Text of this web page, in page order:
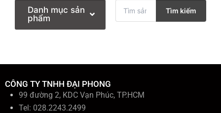
m
m
Tìm kiếm
Danh mục sản
phẩm
CÔNG TY TNHH ĐẠI PHONG
99 đường 2, KDC Vạn Phúc, TP.HCM
Tel: 028.2243.2499